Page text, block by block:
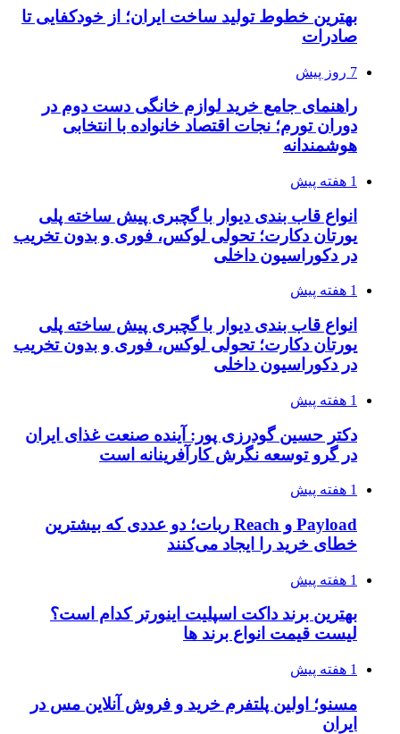
بهترین خطوط تولید ساخت ایران؛ از خودکفایی تا
صادرات
7 روز پیش
راهنمای جامع خرید لوازم خانگی دست دوم در
دوران تورم؛ نجات اقتصاد خانواده با انتخابی
هوشمندانه
1 هفته پیش
انواع قاب بندی دیوار با گچبری پیش ساخته پلی
یورتان دکارت؛ تحولی لوکس، فوری و بدون تخریب
در دکوراسیون داخلی
1 هفته پیش
انواع قاب بندی دیوار با گچبری پیش ساخته پلی
یورتان دکارت؛ تحولی لوکس، فوری و بدون تخریب
در دکوراسیون داخلی
1 هفته پیش
دکتر حسین گودرزی پور: آینده صنعت غذای ایران
در گرو توسعه نگرش کارآفرینانه است
1 هفته پیش
Payload و Reach ربات؛ دو عددی که بیشترین
خطای خرید را ایجاد می‌کنند
1 هفته پیش
بهترین برند داکت اسپلیت اینورتر کدام است؟
لیست قیمت انواع برند ها
1 هفته پیش
مسنو؛ اولین پلتفرم خرید و فروش آنلاین مس در
ایران